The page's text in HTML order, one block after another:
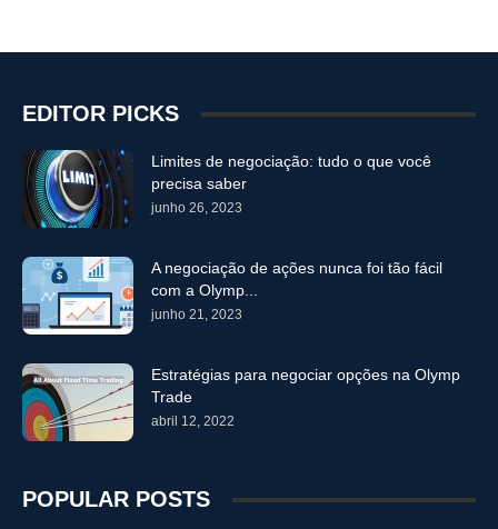
EDITOR PICKS
Limites de negociação: tudo o que você
precisa saber
junho 26, 2023
A negociação de ações nunca foi tão fácil
com a Olymp...
junho 21, 2023
Estratégias para negociar opções na Olymp
Trade
abril 12, 2022
POPULAR POSTS